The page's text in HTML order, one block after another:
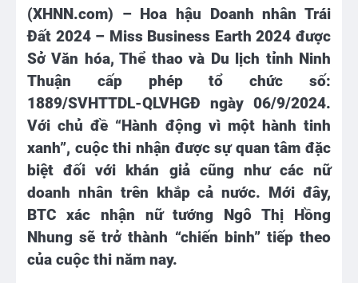
(XHNN.com) – Hoa hậu Doanh nhân Trái
Đất 2024 – Miss Business Earth 2024 được
Sở Văn hóa, Thể thao và Du lịch tỉnh Ninh
Thuận cấp phép tổ chức số:
1889/SVHTTDL-QLVHGĐ ngày 06/9/2024.
Với chủ đề “Hành động vì một hành tinh
xanh”, cuộc thi nhận được sự quan tâm đặc
biệt đối với khán giả cũng như các nữ
doanh nhân trên khắp cả nước. Mới đây,
BTC xác nhận nữ tướng Ngô Thị Hồng
Nhung sẽ trở thành “chiến binh” tiếp theo
của cuộc thi năm nay.